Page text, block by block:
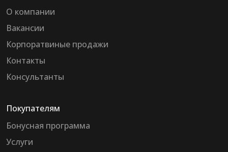
О компании
Вакансии
Корпоратвиные продажи
Контакты
Консультанты
Покупателям
Бонусная программа
Услуги